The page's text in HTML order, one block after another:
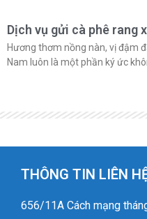
Dịch vụ gửi cà phê rang
Hương thơm nồng nàn, vị đậm
Nam luôn là một phần ký ức
THÔNG TIN LIÊN
656/11A Cách mạng